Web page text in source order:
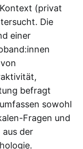
(privat
Die
einer
befragt
sowohl
Fragen und
aus der